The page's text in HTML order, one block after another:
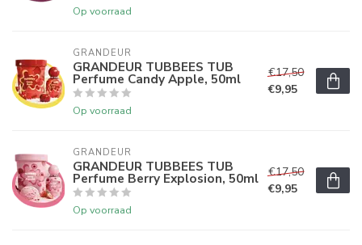
Op voorraad
GRANDEUR
GRANDEUR TUBBEES TUB
Perfume Candy Apple, 50ml
Op voorraad
€17,50
€9,95
GRANDEUR
GRANDEUR TUBBEES TUB
Perfume Berry Explosion, 50ml
Op voorraad
€17,50
€9,95